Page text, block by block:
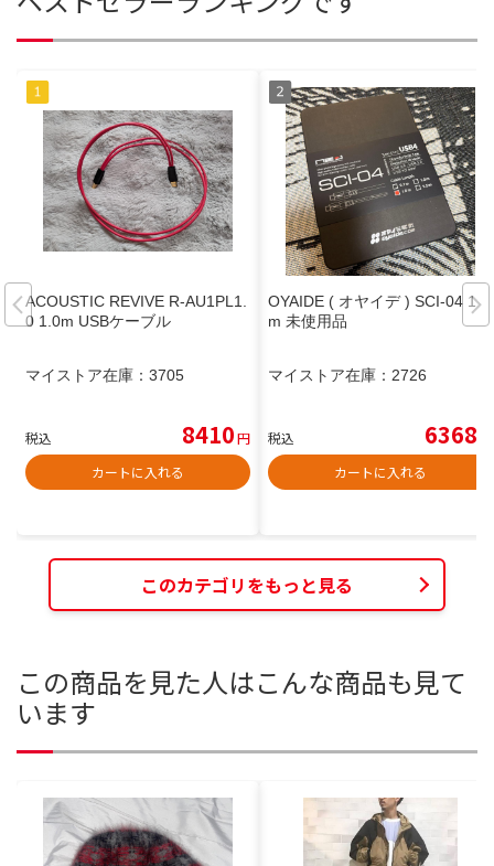
ACOUSTIC REVIVE R-AU1PL1.
0 1.0m USBケーブル
マイストア在庫： 3705
税込 8410円
カートに入れる
OYAIDE ( オヤイデ ) SCI-04 1.8
m 未使用品
マイストア在庫： 2726
税込 6368
カートに入れる
このカテゴリをもっと見る
この商品を見た人はこんな商品も見て
います